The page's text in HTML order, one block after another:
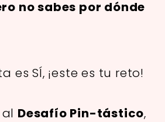
no sabes por dónde
es SÍ, ¡este es tu reto!
Desafío Pin-tástico,